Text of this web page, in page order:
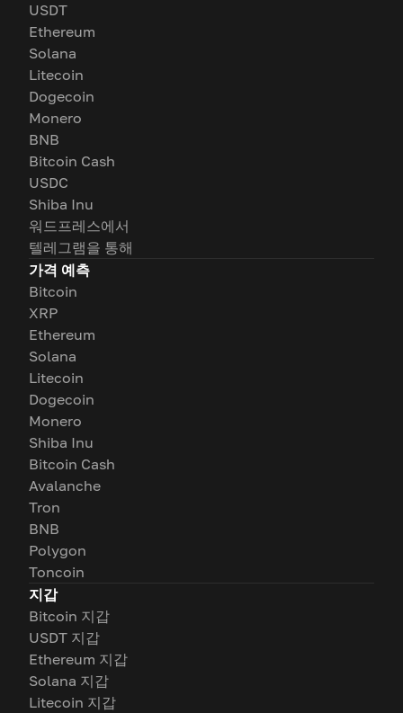
USDT
Ethereum
Solana
Litecoin
Dogecoin
Monero
BNB
Bitcoin Cash
USDC
Shiba Inu
워드프레스에서
텔레그램을 통해
가격 예측
Bitcoin
XRP
Ethereum
Solana
Litecoin
Dogecoin
Monero
Shiba Inu
Bitcoin Cash
Avalanche
Tron
BNB
Polygon
Toncoin
지갑
Bitcoin 지갑
USDT 지갑
Ethereum 지갑
Solana 지갑
Litecoin 지갑